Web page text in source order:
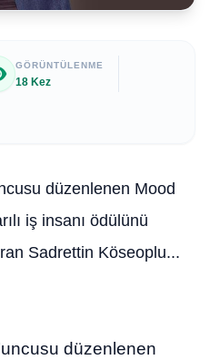
GÖRÜNTÜLENME
18 Kez
düzenlenen Mood
iş insanı ödülünü
Sadrettin Köseoplu...
düzenlenen